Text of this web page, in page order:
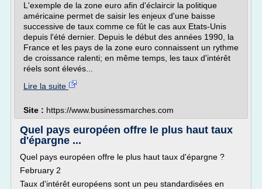
L'exemple de la zone euro afin d'éclaircir la politique
américaine permet de saisir les enjeux d'une baisse
successive de taux comme ce fût le cas aux Etats-Unis
depuis l'été dernier. Depuis le début des années 1990, la
France et les pays de la zone euro connaissent un rythme
de croissance ralenti; en même temps, les taux d'intérêt
réels sont élevés...
Lire la suite
Site : https://www.businessmarches.com
Quel pays européen offre le plus haut taux
d'épargne ...
Quel pays européen offre le plus haut taux d'épargne ?
February 2
Taux d'intérêt européens sont un peu standardisées en